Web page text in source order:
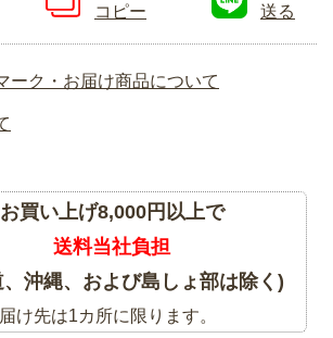
コピー
送る
ーク・お届け商品について
お買い上げ8,000円以上で
送料当社負担
、沖縄、および島しょ部は除く)
け先は1カ所に限ります。